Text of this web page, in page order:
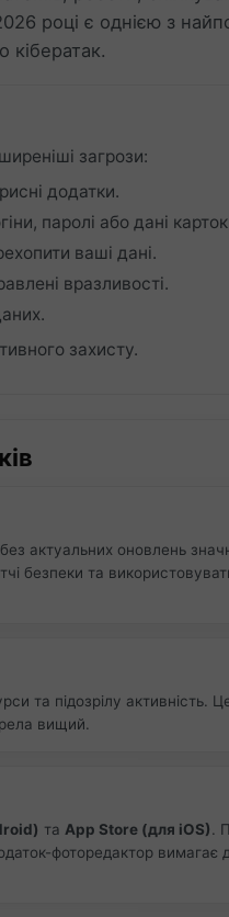
році є однією з
загрози:
додатки.
паролі або дані
ваші дані.
вразливості.
захисту.
актуальних оновлень
безпеки та
та підозрілу активність.
вищий.
та App Store (для iOS).
фоторедактор